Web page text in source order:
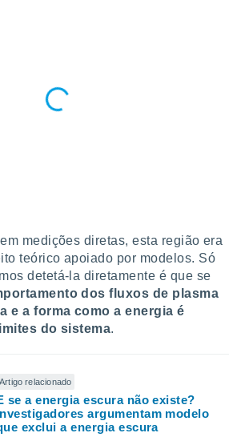
medições diretas, esta região era
teórico apoiado por modelos. Só
detetá-la diretamente é que se
dos fluxos de plasma
e a forma como a energia é
do sistema.
Artigo relacionado
se a energia escura não existe?
argumentam modelo
exclui a energia escura